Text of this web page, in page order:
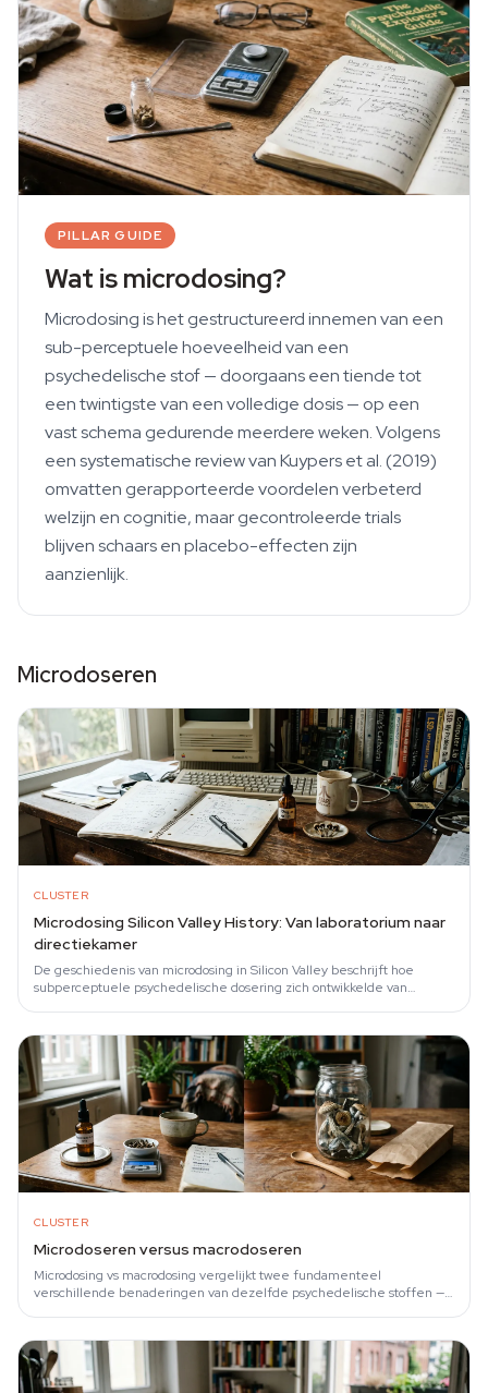
sub-perceptueel doseren van psychedelica.
PILLAR GUIDE
Wat is microdosing?
Microdosing is het gestructureerd innemen van een
sub-perceptuele hoeveelheid van een
psychedelische stof — doorgaans een tiende tot
een twintigste van een volledige dosis — op een
vast schema gedurende meerdere weken. Volgens
een systematische review van Kuypers et al. (2019)
omvatten gerapporteerde voordelen verbeterd
welzijn en cognitie, maar gecontroleerde trials
blijven schaars en placebo-effecten zijn
aanzienlijk.
Microdoseren
CLUSTER
Microdosing Silicon Valley History: Van laboratorium naar
directiekamer
De geschiedenis van microdosing in Silicon Valley beschrijft hoe
subperceptuele psychedelische dosering zich ontwikkelde van
CLUSTER
Microdoseren versus macrodoseren
Microdosing vs macrodosing vergelijkt twee fundamenteel
verschillende benaderingen van dezelfde psychedelische stoffen —